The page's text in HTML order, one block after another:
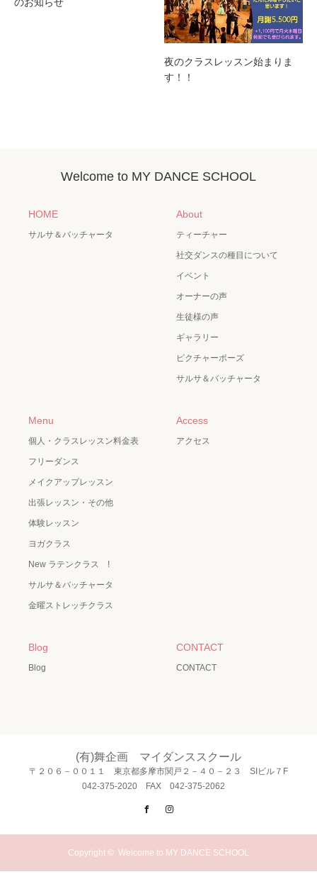
夜のクラスレッスン始まりま
す！！
Welcome to MY DANCE SCHOOL
HOME
サルサ＆バッチャータ
About
ティーチャー
社交ダンスの種目について
イベント
オーナーの声
生徒様の声
ギャラリー
ピクチャーポーズ
サルサ＆バッチャータ
Menu
個人・クラスレッスン料金表
フリーダンス
メイクアップレッスン
出張レッスン・その他
体験レッスン
ヨガクラス
New ラテンクラス !
サルサ＆バッチャータ
金曜ストレッチクラス
Access
アクセス
Blog
Blog
CONTACT
CONTACT
(有)舞企画 マイダンススクール
〒２０６－００１１ 東京都多摩市関戸２－４０－２３ SIビル７F
042-375-2020 FAX 042-375-2062
Facebook
Copyright © Welcome to MY DANCE SCHOOL